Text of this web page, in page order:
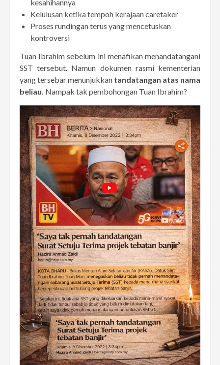
kesahihannya
Kelulusan ketika tempoh kerajaan caretaker
Proses rundingan terus yang mencetuskan
kontroversi
Tuan Ibrahim sebelum ini menafikan menandatangani
SST tersebut. Namun dokumen rasmi kementerian
yang tersebar menunjukkan tandatangan atas nama
beliau. Nampak tak pembohongan Tuan Ibrahim?